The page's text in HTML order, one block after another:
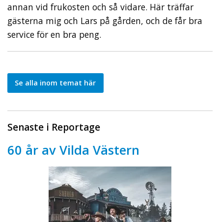
annan vid frukosten och så vidare. Här träffar
gästerna mig och Lars på gården, och de får bra
service för en bra peng.
Se alla inom temat här
Senaste i Reportage
60 år av Vilda Västern